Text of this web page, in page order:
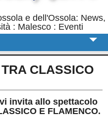
e dell'Ossola: News,
: Malesco : Eventi
CLASSICO
invita allo spettacolo
E FLAMENCO.